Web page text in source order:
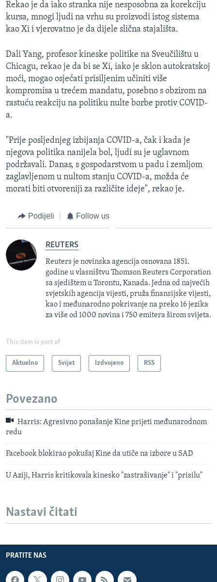
Rekao je da iako stranka nije nesposobna za korekciju
kursa, mnogi ljudi na vrhu su proizvodi istog sistema
kao Xi i vjerovatno je da dijele slična stajališta.
Dali Yang, profesor kineske politike na Sveučilištu u
Chicagu, rekao je da bi se Xi, iako je sklon autokratskoj
moći, mogao osjećati prisiljenim učiniti više
kompromisa u trećem mandatu, posebno s obzirom na
rastuću reakciju na politiku nulte borbe protiv COVID-
a.
"Prije posljednjeg izbijanja COVID-a, čak i kada je
njegova politika nanijela bol, ljudi su je uglavnom
podržavali. Danas, s gospodarstvom u padu i zemljom
zaglavljenom u nultom stanju COVID-a, možda će
morati biti otvoreniji za različite ideje", rekao je.
Podijeli Follow us
REUTERS
Reuters je novinska agencija osnovana 1851.
godine u vlasništvu Thomson Reuters Corporation
sa sjedištem u Torontu, Kanada. Jedna od najvećih
svjetskih agencija vijesti, pruža finansijske vijesti,
kao i međunarodno pokrivanje na preko 16 jezika
za više od 1000 novina i 750 emitera širom svijeta.
This item is part of
Aktuelno Svijet Izdvojeno RSS
Povezano
Harris: Agresivno ponašanje Kine prijeti međunarodnom
redu
Facebook blokirao pokušaj Kine da utiče na izbore u SAD
U Aziji, Harris kritikovala kinesko "zastrašivanje" i "prisilu"
Nastavi čitati
PRATITE NAS